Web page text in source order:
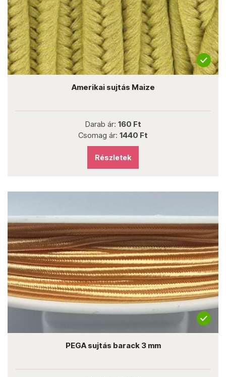
Amerikai sujtás Maize
Darab ár: 160 Ft
Csomag ár: 1440 Ft
Részletek
PEGA sujtás barack 3 mm